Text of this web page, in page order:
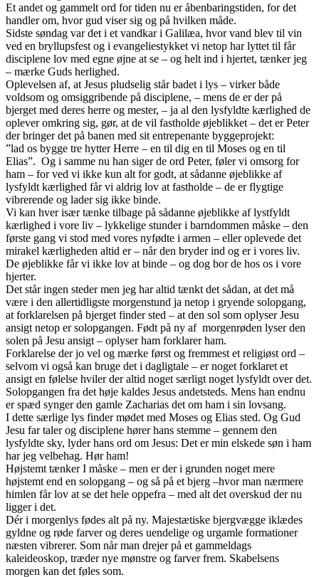
Et andet og gammelt ord for tiden nu er åbenbaringstiden, for det
handler om, hvor gud viser sig og på hvilken måde.
Sidste søndag var det i et vandkar i Galilæa, hvor vand blev til vin
ved en bryllupsfest og i evangeliestykket vi netop har lyttet til får
disciplene lov med egne øjne at se – og helt ind i hjertet, tænker jeg
– mærke Guds herlighed.
Oplevelsen af, at Jesus pludselig står badet i lys – virker både
voldsom og omsiggribende på disciplene, – mens de er der på
bjerget med deres herre og mester, – ja al den lysfyldte kærlighed de
oplever omkring sig, gør, at de vil fastholde øjeblikket – det er Peter
der bringer det på banen med sit entrepenante byggeprojekt:
”lad os bygge tre hytter Herre – en til dig en til Moses og en til
Elias”. Og i samme nu han siger de ord Peter, føler vi omsorg for
ham – for ved vi ikke kun alt for godt, at sådanne øjeblikke af
lysfyldt kærlighed får vi aldrig lov at fastholde – de er flygtige
vibrerende og lader sig ikke binde.
Vi kan hver især tænke tilbage på sådanne øjeblikke af lystfyldt
kærlighed i vore liv – lykkelige stunder i barndommen måske – den
første gang vi stod med vores nyfødte i armen – eller oplevede det
mirakel kærligheden altid er – når den bryder ind og er i vores liv.
De øjeblikke får vi ikke lov at binde – og dog bor de hos os i vore
hjerter.
Det står ingen steder men jeg har altid tænkt det sådan, at det må
være i den allertidligste morgenstund ja netop i gryende solopgang,
at forklarelsen på bjerget finder sted – at den sol som oplyser Jesu
ansigt netop er solopgangen. Født på ny af morgenrøden lyser den
solen på Jesu ansigt – oplyser ham forklarer ham.
Forklarelse der jo vel og mærke først og fremmest et religiøst ord –
selvom vi også kan bruge det i dagligtale – er noget forklaret et
ansigt en følelse hviler der altid noget særligt noget lysfyldt over det.
Solopgangen fra det høje kaldes Jesus andetsteds. Mens han endnu
er spæd synger den gamle Zacharias det om ham i sin lovsang.
I dette særlige lys finder mødet med Moses og Elias sted. Og Gud
Jesu far taler og disciplene hører hans stemme – gennem den
lysfyldte sky, lyder hans ord om Jesus: Det er min elskede søn i ham
har jeg velbehag. Hør ham!
Højstemt tænker I måske – men er der i grunden noget mere
højstemt end en solopgang – og så på et bjerg –hvor man nærmere
himlen får lov at se det hele oppefra – med alt det overskud der nu
ligger i det.
Dér i morgenlys fødes alt på ny. Majestætiske bjergvægge iklædes
gyldne og røde farver og deres uendelige og urgamle formationer
næsten vibrerer. Som når man drejer på et gammeldags
kaleideoskop, træder nye mønstre og farver frem. Skabelsens
morgen kan det føles som.